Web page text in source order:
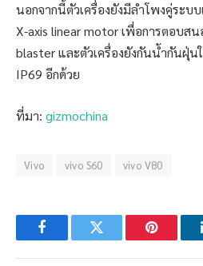
นอกจากนี้ตัวเครื่องยังมีลำโพงคู่ระบ
X-axis linear motor เพื่อการตอบส
blaster และตัวเครื่องยังกันน้ำกันฝุ่
IP69 อีกด้วย
ที่มา: gizmochina
Vivo vivo S60 vivo V80
FacebookTwitter Pinterest